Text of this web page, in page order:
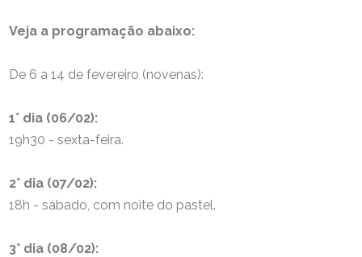
Veja a programação abaixo:
De 6 a 14 de fevereiro (novenas):
1° dia (06/02):
19h30 - sexta-feira.
2° dia (07/02):
18h - sábado, com noite do pastel.
3° dia (08/02):